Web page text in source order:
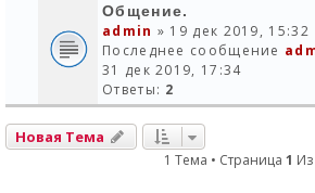
Общение.
admin » 19 дек 2019, 15:32
Последнее сообщение
31 дек 2019, 17:34
Ответы: 2
Новая Тема
1 Тема • Страница 1 Из